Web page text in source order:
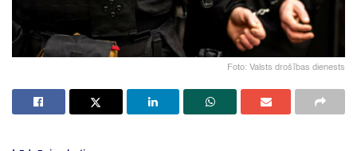
Foto: Valsts drošības dienests